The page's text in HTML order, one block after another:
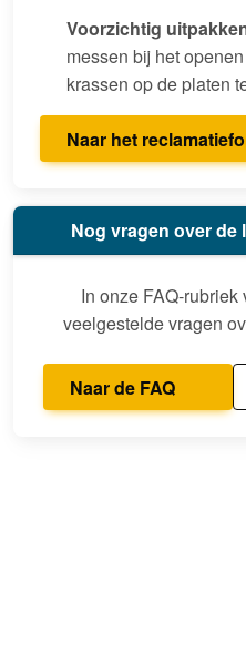
Voorzichtig
messen bij het
krassen op de platen
Naar het
Nog vragen over de
In onze FAQ-
veelgestelde vragen
Naar de FAQ